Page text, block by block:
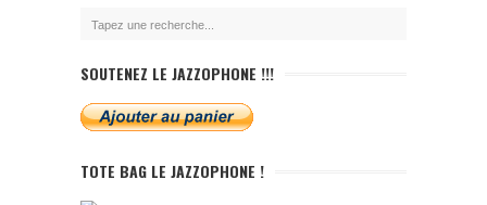
SOUTENEZ LE JAZZOPHONE !!!
TOTE BAG LE JAZZOPHONE !